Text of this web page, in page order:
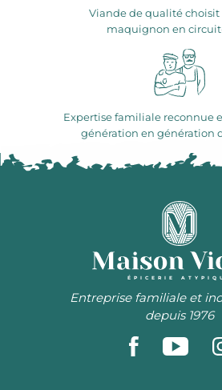
Viande de qualité choisit
maquignon en
Expertise familiale reconnue
génération en génération
ÉPICERIE
Entreprise familiale et
depuis 1976